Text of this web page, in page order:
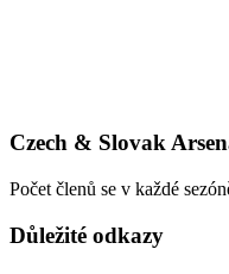
Czech & Slovak
Počet členů se v každé
Důležité odkazy